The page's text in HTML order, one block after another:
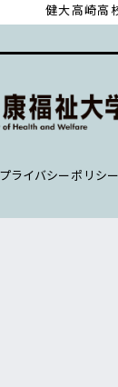
健大高崎高
プライバシーポリシー